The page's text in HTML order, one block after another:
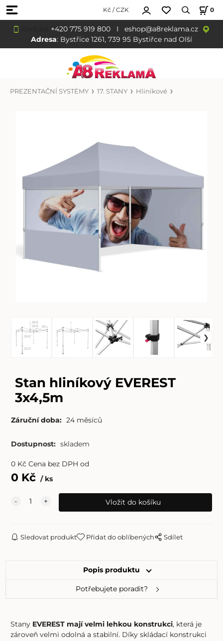
Kč / CZK 0
+420 775 919 800I
eshop@a8reklama.cz
Adresa: Bystřice 1261, 739 95 Bystiřce nad Olší
PREZENTAČNÍ SYSTÉMY 17. STANY Hliníkové
Stan hliníkový EVEREST
3x4,5m
Záruční doba: 24 měsíců
Dostupnost: skladem
0Kč Cena bez DPH od
0 Kč ks
Sledovat produkt Přidat do oblíbených Sdílet
Popis produktu
Potřebujete poradit?
Stany EVEREST mají velmi lehkou konstrukci, která je
zároveň velmi odolná a stabilní. Díky skládací konstrukci